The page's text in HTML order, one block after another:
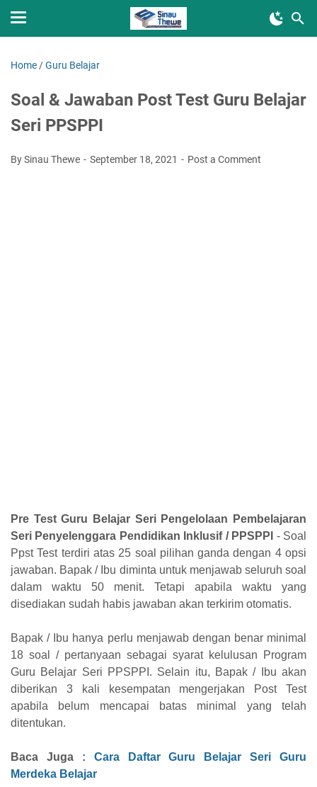
Home /Guru Belajar
Soal & Jawaban Post Test Guru Belajar
Seri PPSPPI
By Sinau Thewe September 18, 2021 Post a Comment
Pre Test Guru Belajar Seri Pengelolaan Pembelajaran
Seri Penyelenggara Pendidikan Inklusif / PPSPPI - Soal
Ppst Test terdiri atas 25 soal pilihan ganda dengan 4 opsi
jawaban. Bapak / Ibu diminta untuk menjawab seluruh soal
dalam waktu 50 menit. Tetapi apabila waktu yang
disediakan sudah habis jawaban akan terkirim otomatis.
Bapak / Ibu hanya perlu menjawab dengan benar minimal
18 soal / pertanyaan sebagai syarat kelulusan Program
Guru Belajar Seri PPSPPI. Selain itu, Bapak / Ibu akan
diberikan 3 kali kesempatan mengerjakan Post Test
apabila belum mencapai batas minimal yang telah
ditentukan.
Baca Juga : Cara Daftar Guru Belajar Seri Guru
Merdeka Belajar